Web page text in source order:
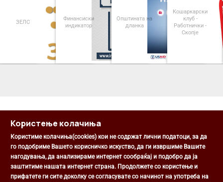
ЗЕЛС
Финансиски
индикатор
Општината на
дланка
Кошаркарски
клуб -
Работнички -
Скопје
Општина Центар
Михаил Цоков бр. 1, Скопје
Користење колачиња
Користиме колачиња(cookies) кои не содржат лични податоци, за да
го подобриме Вашето корисничко искуство, да ги извршиме Вашите
нагодувања, да анализираме интернет сообраќај и подобро да ја
заштитиме нашата интернет страна. Продолжете со користење и
прифатете ги сите доколку се согласувате со начинот на употреба на